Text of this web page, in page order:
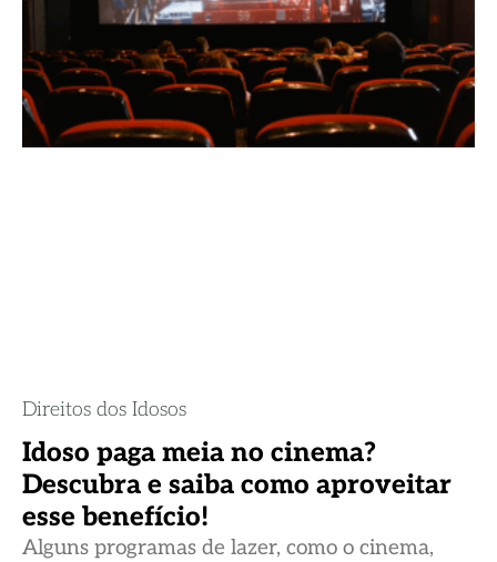
Direitos dos Idosos
Idoso paga meia no cinema?
Descubra e saiba como aproveitar
esse benefício!
Alguns programas de lazer, como o cinema,